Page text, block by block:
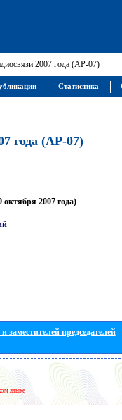
2007 года (АР-07)
года (АР-07)
2007 года)
заместителей председателей
языке
Статистика